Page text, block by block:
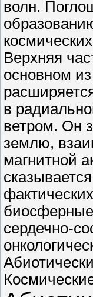
волн.
Верхняя
основном
в
ветром. Он
землю,
магнитной
биосферные
сердечно-